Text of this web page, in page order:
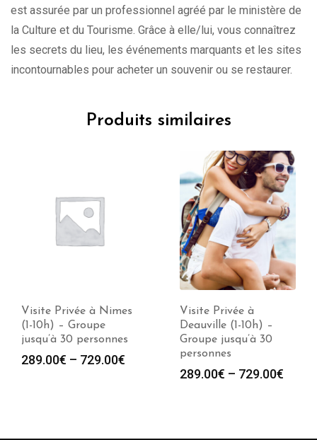
est assurée par un professionnel agréé par le ministère de
la Culture et du Tourisme. Grâce à elle/lui, vous connaîtrez
les secrets du lieu, les événements marquants et les sites
incontournables pour acheter un souvenir ou se restaurer.
Produits similaires
Visite Privée à Nimes
(1-10h) – Groupe
jusqu’à 30 personnes
289.00€ – 729.00€
Visite Privée à
Deauville (1-10h) –
Groupe jusqu’à 30
personnes
289.00€ – 729.00€